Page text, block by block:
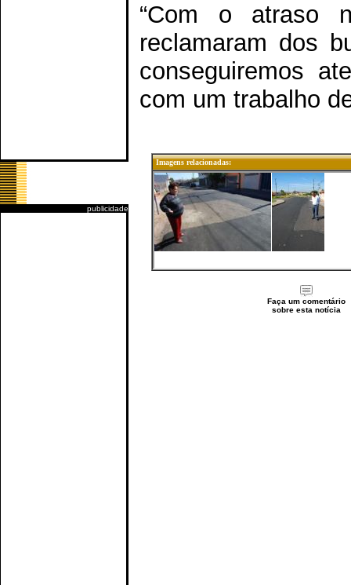
publicidade
“Com o atraso
reclamaram dos
conseguiremos
com um trabalho
Imagens relacionadas:
Faça um comentário
sobre esta notícia